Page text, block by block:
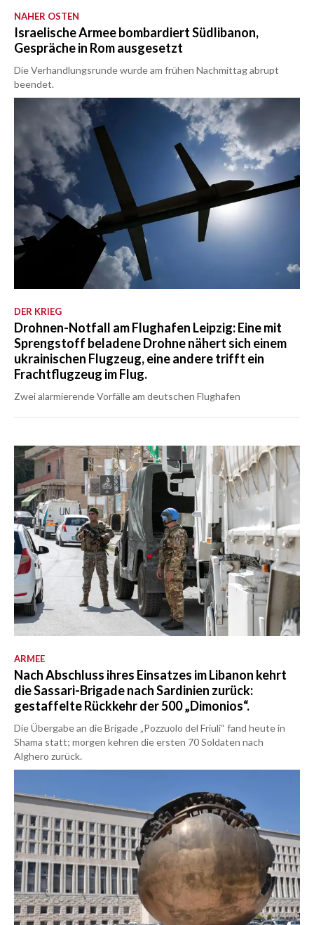
NAHER OSTEN
Israelische Armee bombardiert Südlibanon,
Gespräche in Rom ausgesetzt
Die Verhandlungsrunde wurde am frühen Nachmittag abrupt
beendet.
DER KRIEG
Drohnen-Notfall am Flughafen Leipzig: Eine mit
Sprengstoff beladene Drohne nähert sich einem
ukrainischen Flugzeug, eine andere trifft ein
Frachtflugzeug im Flug.
Zwei alarmierende Vorfälle am deutschen Flughafen
ARMEE
Nach Abschluss ihres Einsatzes im Libanon kehrt
die Sassari-Brigade nach Sardinien zurück:
gestaffelte Rückkehr der 500 „Dimonios“.
Die Übergabe an die Brigade „Pozzuolo del Friuli“ fand heute in
Shama statt; morgen kehren die ersten 70 Soldaten nach
Alghero zurück.